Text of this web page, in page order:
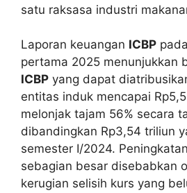
satu raksasa industri
Laporan keuangan ICBP
pertama 2025 menunjukkan
ICBP yang dapat
entitas induk mencapai
melonjak tajam 56% secara
dibandingkan Rp3,54 triliun
semester I/2024.
sebagian besar disebabkan
kerugian selisih kurs yang